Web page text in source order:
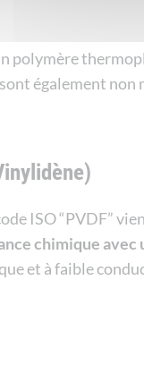
polymère
également
ISO “PVDF”
chimique avec
et à faible